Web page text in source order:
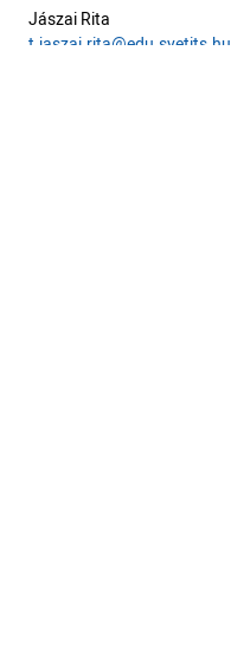
Jászai Rita
t.jaszai.rita@edu.svetits.hu